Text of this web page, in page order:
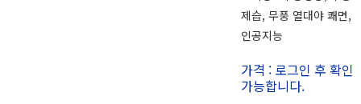
제습, 무풍 열대야 쾌면,
인공지능
가격 : 로그인 후 확인
가능합니다.